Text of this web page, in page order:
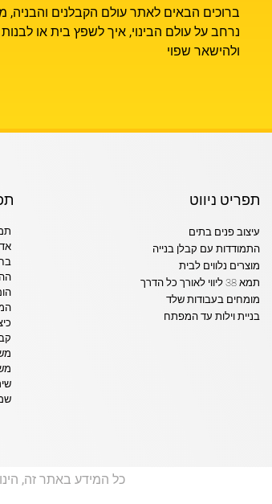
ברוכים הבאים לאתר עולם הקבלנים והבניה,
נרחב על עולם הבינוי, איך לשפץ בית או לבנות
ולהישאר שפוי
תפריט ניווט
עיצוב פנים בתים
התמודדות עם קבלן בנייה
מוצרים נלווים לבית
תמא 38 ליווי לאורך כל הדרך
מומחים בעבודות שלד
בניית וילות עד המפתח
כל המידע באתר זה,